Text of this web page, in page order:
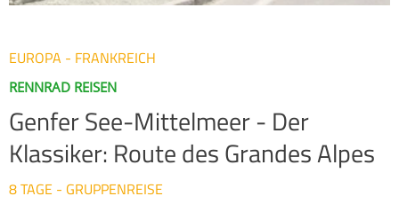
EUROPA - FRANKREICH
RENNRAD REISEN
Genfer See-Mittelmeer - Der
Klassiker: Route des Grandes Alpes
8 TAGE - GRUPPENREISE